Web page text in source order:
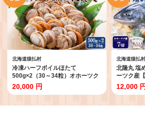
北海道猿払村
冷凍ハーフボイルほたて
500g×2（30～34粒）オホーツク
産【1600901】
20,000 円
北海道猿払村
北隆丸 塩
ーツク産
12,000 円